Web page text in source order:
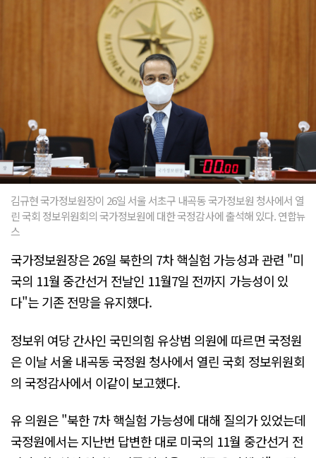
김규현 국가정보원장이 26일 서울 서초구 내곡동 국가정보원 청사에서 열
린 국회 정보위원회의 국가정보원에 대한 국정감사에 출석해 있다. 연합뉴
스
국가정보원장은 26일 북한의 7차 핵실험 가능성과 관련 "미
국의 11월 중간선거 전날인 11월7일 전까지 가능성이 있
다"는 기존 전망을 유지했다.
정보위 여당 간사인 국민의힘 유상범 의원에 따르면 국정원
은 이날 서울 내곡동 국정원 청사에서 열린 국회 정보위원회
의 국정감사에서 이같이 보고했다.
유 의원은 "북한 7차 핵실험 가능성에 대해 질의가 있었는데
국정원에서는 지난번 답변한 대로 미국의 11월 중간선거 전